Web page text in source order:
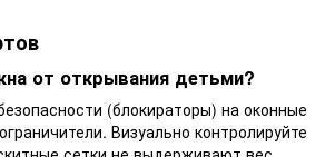
от открывания детьми?
(блокираторы) на оконные
Визуально контролируйте